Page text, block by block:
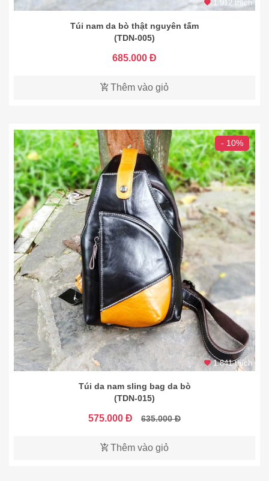
1.912 thích
Túi nam da bò thật nguyên tấm
(TDN-005)
685.000 Đ
Thêm vào giỏ
- 10%
1.841 thích
Túi da nam sling bag da bò
(TDN-015)
575.000 Đ 635.000 Đ
Thêm vào giỏ